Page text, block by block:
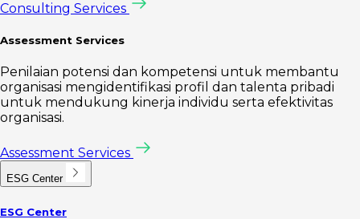
Consulting Services
Assessment Services
Penilaian potensi dan kompetensi untuk membantu
organisasi mengidentifikasi profil dan talenta pribadi
untuk mendukung kinerja individu serta efektivitas
organisasi.
Assessment Services
ESG Center
ESG Center